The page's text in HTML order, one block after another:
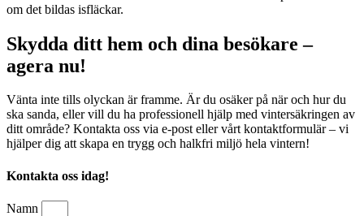
om det bildas isfläckar.
Skydda ditt hem och dina besökare –
agera nu!
Vänta inte tills olyckan är framme. Är du osäker på när och hur du
ska sanda, eller vill du ha professionell hjälp med vintersäkringen av
ditt område? Kontakta oss via e-post eller vårt kontaktformulär – vi
hjälper dig att skapa en trygg och halkfri miljö hela vintern!
Kontakta oss idag!
Namn